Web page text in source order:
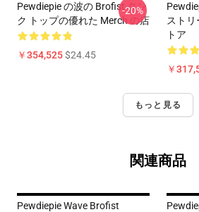
Pewdiepie の波の Brofist タン
ク トップの優れた Merch の店
￥354,525$24.45
-20%
スト
トア
￥
もっと見る
関連商品
Pewdiepie Wave Brofist